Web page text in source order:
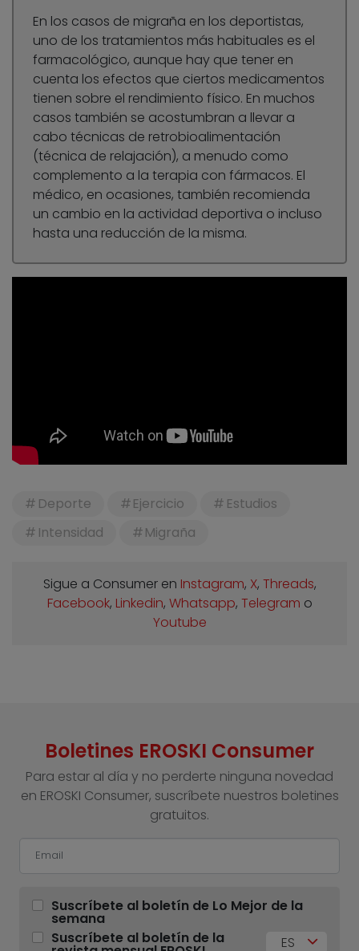
En los casos de migraña en los deportistas,
uno de los tratamientos más habituales es el
farmacológico, aunque hay que tener en
cuenta los efectos que ciertos medicamentos
tienen sobre el rendimiento físico. En muchos
casos también se acostumbran a llevar a
cabo técnicas de retrobioalimentación
(técnica de relajación), a menudo como
complemento a la terapia con fármacos. El
médico, en ocasiones, también recomienda
un cambio en la actividad deportiva o incluso
hasta una reducción de la misma.
Deporte Ejercicio
Estudios
Intensidad
Migraña
Sigue a Consumer en Instagram, X, Threads,
Facebook, Linkedin, Whatsapp, Telegram o
Youtube
Boletines EROSKI Consumer
Para estar al día y no perderte ninguna novedad
en EROSKI Consumer, suscríbete nuestros boletines
gratuitos.
Suscríbete al boletín de Lo Mejor de la
semana
Suscríbete al boletín de la
ES